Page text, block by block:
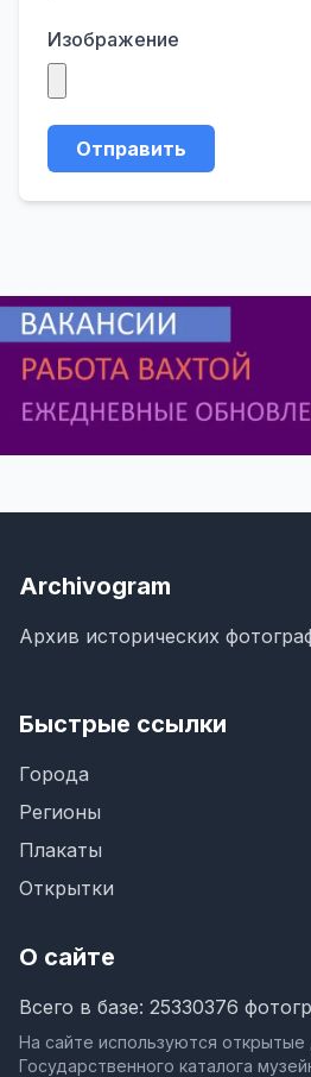
Изображение
Отправить
Archivogram
Архив исторических
Быстрые ссылки
Города
Регионы
Плакаты
Открытки
О сайте
Всего в базе: 25330376
На сайте используются открытые
Государственного каталога